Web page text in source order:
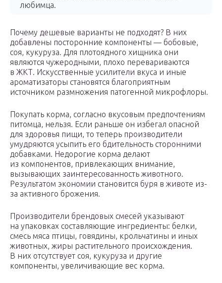
любимца.
Почему дешевые варианты не подходят? В них
добавлены посторонние компоненты — бобовые,
соя, кукуруза. Для плотоядного хищника они
являются чужеродными, плохо перевариваются
в ЖКТ. Искусственные усилители вкуса и иные
ароматизаторы становятся благоприятным
источником размножения патогенной микрофлоры.
Покупать корма, согласно вкусовым предпочтениям
питомца, нельзя. Если раньше он избегал опасной
для здоровья пищи, то теперь производители
умудряются усыпить его бдительность сторонними
добавками. Недорогие корма делают
из компонентов, привлекающих внимание,
вызывающих заинтересованность животного.
Результатом экономии становится буря в животе из-
за активного брожения.
Производители брендовых смесей указывают
на упаковках составляющие ингредиенты: белки,
смесь мяса птицы, говядины, крольчатины и иных
животных, жиры растительного происхождения.
В них отсутствует соя, кукуруза и другие
компоненты, увеличивающие вес корма.